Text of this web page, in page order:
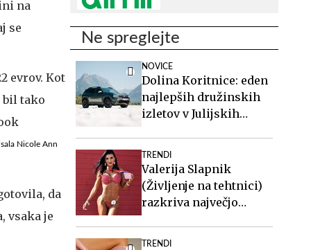
na
se
Nicole Ann
da
vsaka je
Ne spreglejte
NOVICE
Dolina Koritnice: eden
najlepših družinskih
izletov v Julijskih
TRENDI
Valerija Slapnik
(Življenje na tehtnici)
razkriva največjo
TRENDI